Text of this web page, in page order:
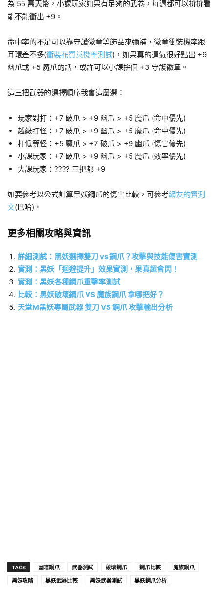
為 55 萬天幣，小課玩家如果有足夠的武卷，每週都可以拚拚看
能不能衝出 +9。
命中率的不足可以靠守護徽章等飾品來彌補，徽章衝裝機率跟
耳環差不多(衝裝花費與機率測試)，如果真的運氣很好點出 +9
幽爪或 +5 魔爪的話，或許可以小課拚個 +3 守護徽章。
這三把武器的選擇順序我會這麼選：
玩家對打：+7 破爪 > +9 幽爪 > +5 魔爪 (命中優先)
越級打怪：+7 破爪 > +9 幽爪 > +5 魔爪 (命中優先)
打低等怪：+5 魔爪 > +7 破爪 > +9 幽爪 (傷害優先)
小課玩家：+7 破爪 > +9 幽爪 > +5 魔爪 (效率優先)
大課玩家：???? 三把都 +9
如要參考以公式計算黑妖鋼爪的傷害比較，可參考網友的實測
文(巴哈)。
更多相關攻略與資訊
詳細測試：黑妖選擇雙刀 vs 鋼爪？攻擊與技能傷害實測
實測：黑妖「迴避提升」效果實測，果真超會閃！
實測：黑妖各種鋼爪重擊率測試
比較：黑妖破壞鋼爪 VS 魔族鋼爪 拿哪把好？
天堂M黑妖專屬武器 雙刀 VS 鋼爪 攻擊輸出分析
TAGS 幽暗鋼爪 武器測試 破壞鋼爪 鋼爪比較
魔族鋼爪
黑妖攻略
黑妖武器比較 黑妖武器測試 黑妖鋼爪分析